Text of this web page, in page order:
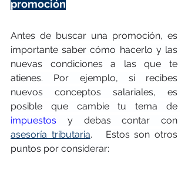
promoción
Antes de buscar una promoción, es
importante saber cómo hacerlo y las
nuevas condiciones a las que te
atienes. Por ejemplo, si recibes
nuevos conceptos salariales, es
impuestos
asesoría tributaria.   Estos son otros
puntos por considerar: